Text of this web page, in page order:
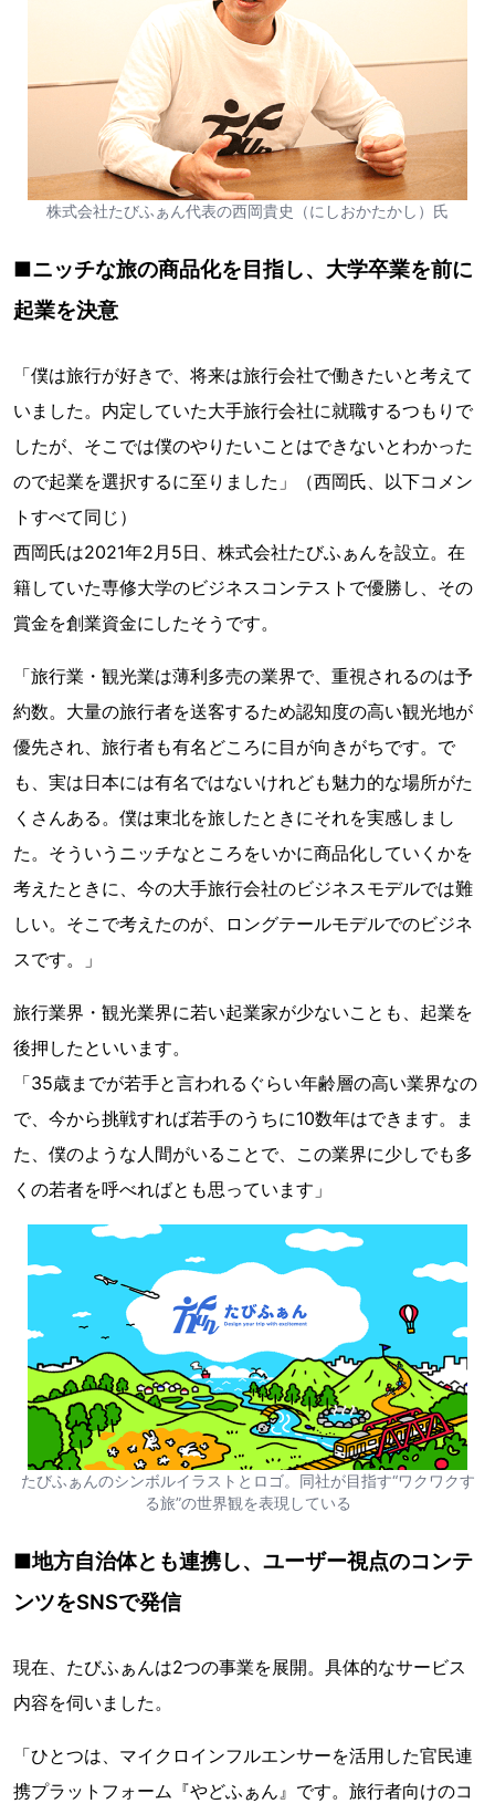
株式会社たびふぁん代表の西岡貴史（にしおかたかし）氏
■ニッチな旅の商品化を目指し、大学卒業を前に
起業を決意
「僕は旅行が好きで、将来は旅行会社で働きたいと考えて
いました。内定していた大手旅行会社に就職するつもりで
したが、そこでは僕のやりたいことはできないとわかった
ので起業を選択するに至りました」（西岡氏、以下コメン
トすべて同じ）
西岡氏は2021年2月5日、株式会社たびふぁんを設立。在
籍していた専修大学のビジネスコンテストで優勝し、その
賞金を創業資金にしたそうです。
「旅行業・観光業は薄利多売の業界で、重視されるのは予
約数。大量の旅行者を送客するため認知度の高い観光地が
優先され、旅行者も有名どころに目が向きがちです。で
も、実は日本には有名ではないけれども魅力的な場所がた
くさんある。僕は東北を旅したときにそれを実感しまし
た。そういうニッチなところをいかに商品化していくかを
考えたときに、今の大手旅行会社のビジネスモデルでは難
しい。そこで考えたのが、ロングテールモデルでのビジネ
スです。」
旅行業界・観光業界に若い起業家が少ないことも、起業を
後押したといいます。
「35歳までが若手と言われるぐらい年齢層の高い業界なの
で、今から挑戦すれば若手のうちに10数年はできます。ま
た、僕のような人間がいることで、この業界に少しでも多
くの若者を呼べればとも思っています」
たびふぁんのシンボルイラストとロゴ。同社が目指す“ワクワクす
る旅”の世界観を表現している
■地方自治体とも連携し、ユーザー視点のコンテ
ンツをSNSで発信
現在、たびふぁんは2つの事業を展開。具体的なサービス
内容を伺いました。
「ひとつは、マイクロインフルエンサーを活用した官民連
携プラットフォーム『やどふぁん』です。旅行者向けのコ